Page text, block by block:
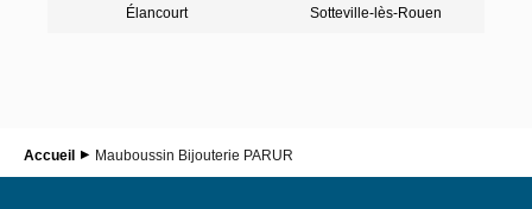
Élancourt Sotteville-lès-Rouen
Accueil Mauboussin Bijouterie PARUR